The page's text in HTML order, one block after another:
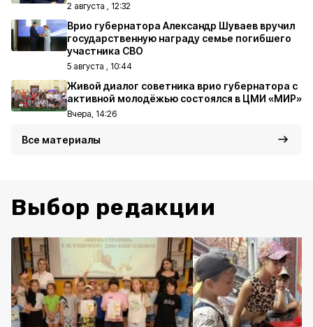
2 августа , 12:32
Врио губернатора Александр Шуваев вручил
государственную награду семье погибшего
участника СВО
5 августа , 10:44
Живой диалог советника врио губернатора с
активной молодёжью состоялся в ЦМИ «МИР»
Вчера, 14:26
Все материалы
Выбор редакции